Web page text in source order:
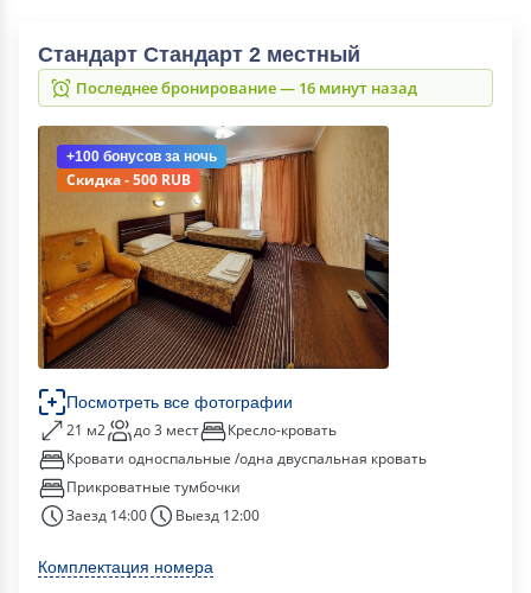
Стандарт Стандарт 2 местный
Последнее бронирование — 16 минут назад
+100 бонусов за ночь
Скидка - 500 RUB
Посмотреть все фотографии
21 м2 до 3 мест
Кресло-кровать
Кровати односпальные /одна двуспальная кровать
Прикроватные тумбочки
Заезд 14:00
Выезд 12:00
Комплектация номера